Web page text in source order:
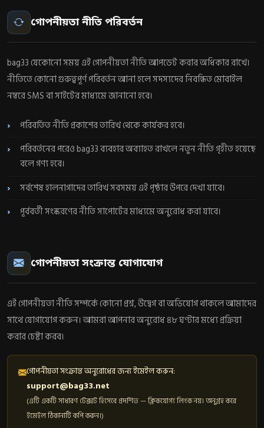
গোপনীয়তা নীতি পরিবর্তন
bag33 যেকোনো সময় এই গোপনীয়তা নীতি আপডেট করার অধিকার রাখে।
নীতিতে কোনো গুরুত্বপূর্ণ পরিবর্তন আনা হলে সদস্যদের নিবন্ধিত মোবাইল
নম্বরে SMS বা সাইটের মাধ্যমে জানানো হবে।
পরিবর্তিত নীতি প্রকাশের তারিখ থেকে কার্যকর হবে।
পরিবর্তনের পরেও bag33 ব্যবহার অব্যাহত রাখলে নতুন নীতি গৃহীত হয়েছে
বলে গণ্য হবে।
সর্বশেষ হালনাগাদের তারিখ সবসময় এই পৃষ্ঠার উপরে দেখা যাবে।
পূর্ববর্তী সংস্করণের নীতি সাপোর্টের মাধ্যমে অনুরোধ করা যাবে।
গোপনীয়তা সংক্রান্ত যোগাযোগ
এই গোপনীয়তা নীতি সম্পর্কে কোনো প্রশ্ন, উদ্বেগ বা অভিযোগ থাকলে আমাদের
সাথে যোগাযোগ করুন। আমরা আপনার অনুরোধ ৪৮ ঘণ্টার মধ্যে প্রক্রিয়া
করার চেষ্টা করব।
গোপনীয়তা সংক্রান্ত অনুরোধের জন্য ইমেইল করুন:
support@bag33.net
(এটি একটি সাধারণ টেক্সট হিসেবে প্রদর্শিত — ক্লিকযোগ্য লিংক নয়। অনুগ্রহ করে
ইমেইল ঠিকানাটি কপি করুন।)